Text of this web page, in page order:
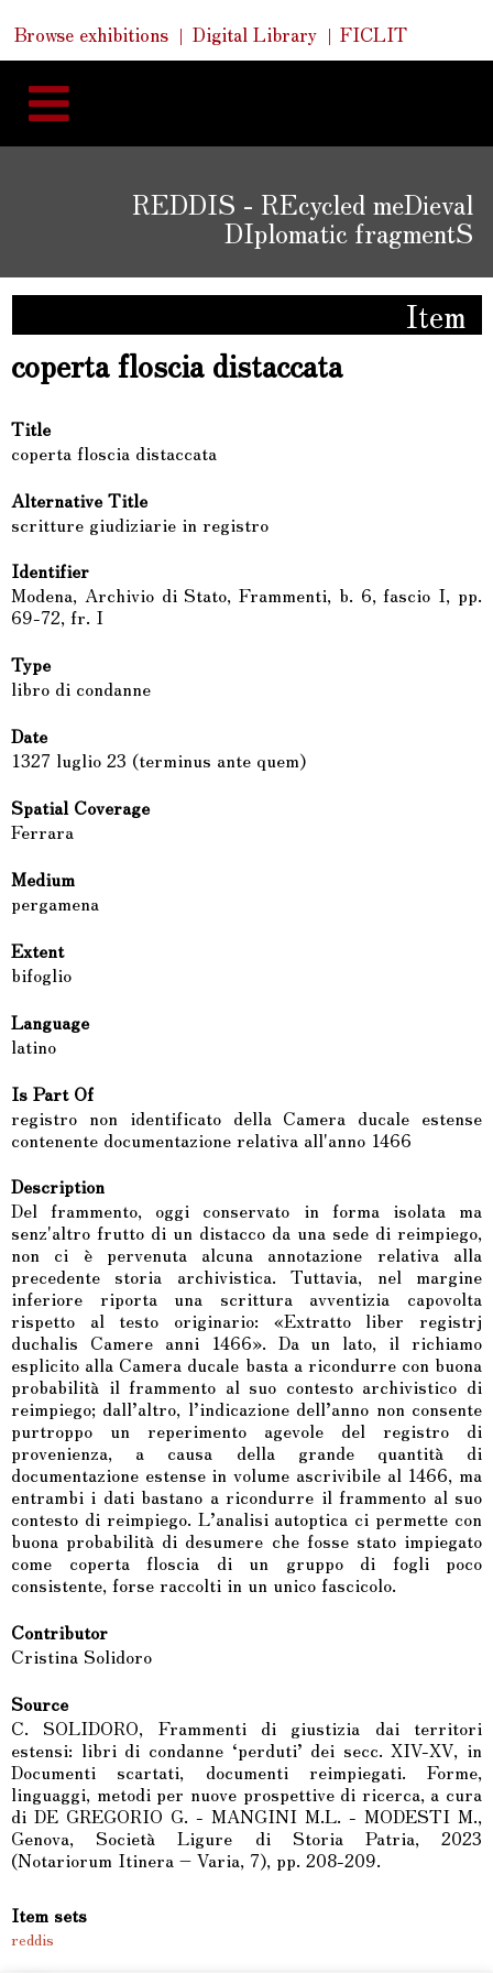
navigation
Quick
Links
Browse exhibitions Digital Library FICLIT
REDDIS - REcycled meDieval
DIplomatic fragmentS
Item
coperta floscia distaccata
Title
coperta floscia distaccata
Alternative Title
scritture giudiziarie in registro
Identifier
Modena, Archivio di Stato, Frammenti, b. 6, fascio I, pp.
69-72, fr. I
Type
libro di condanne
Date
1327 luglio 23 (terminus ante quem)
Spatial Coverage
Ferrara
Medium
pergamena
Extent
bifoglio
Language
latino
Is Part Of
registro non identificato della Camera ducale estense
contenente documentazione relativa all'anno 1466
Description
Del frammento, oggi conservato in forma isolata ma
senz'altro frutto di un distacco da una sede di reimpiego,
non ci è pervenuta alcuna annotazione relativa alla
precedente storia archivistica. Tuttavia, nel margine
inferiore riporta una scrittura avventizia capovolta
rispetto al testo originario: «Extratto liber registrj
duchalis Camere anni 1466». Da un lato, il richiamo
esplicito alla Camera ducale basta a ricondurre con buona
probabilità il frammento al suo contesto archivistico di
reimpiego; dall’altro, l’indicazione dell’anno non consente
purtroppo un reperimento agevole del registro di
provenienza, a causa della grande quantità di
documentazione estense in volume ascrivibile al 1466, ma
entrambi i dati bastano a ricondurre il frammento al suo
contesto di reimpiego. L’analisi autoptica ci permette con
buona probabilità di desumere che fosse stato impiegato
come coperta floscia di un gruppo di fogli poco
consistente, forse raccolti in un unico fascicolo.
Contributor
Cristina Solidoro
Source
C. SOLIDORO, Frammenti di giustizia dai territori
estensi: libri di condanne ‘perduti’ dei secc. XIV-XV, in
Documenti scartati, documenti reimpiegati. Forme,
linguaggi, metodi per nuove prospettive di ricerca, a cura
di DE GREGORIO G. - MANGINI M.L. - MODESTI M.,
Genova, Società Ligure di Storia Patria, 2023
(Notariorum Itinera – Varia, 7), pp. 208-209.
Item sets
reddis